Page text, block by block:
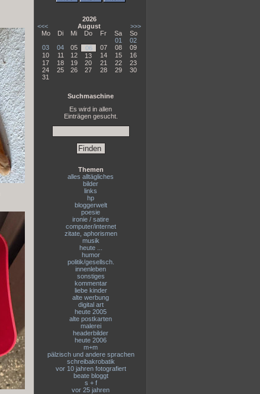
2026
<<<
August
>>>
Mo
Di Mi Do Fr Sa
So
01
02
03
04 05 06 07 08
09
10
11 12 13 14 15
16
17
18 19 20 21 22
23
24
25 26 27 28 29
30
31
Suchmaschine
Es wird in allen
Einträgen gesucht.
Themen
alles alltägliches
bilder
links
hp
bloggerwelt
poesie
ironie / satire
computer/internet
zitate, aphorismen
musik
heute ...
humor
politik/gesellsch.
innenleben
sonstiges
kommentar
liebe kinder
alte werbung
digital art
heute 2005
alte postkarten
malerei
headerbilder
heute 2006
m+m
pälzisch und andere sprachen
schreibakrobatik
vor 10 jahren fotografiert
beate bloggt
s + f
vor 25 jahren